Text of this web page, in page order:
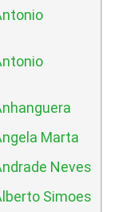
Marta
Neves
Simoes